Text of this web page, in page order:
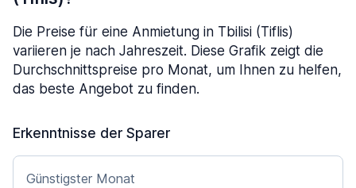
Die Preise für eine Anmietung in Tbilisi (Tiflis)
variieren je nach Jahreszeit. Diese Grafik zeigt die
Durchschnittspreise pro Monat, um Ihnen zu helfen,
das beste Angebot zu finden.
Erkenntnisse der Sparer
Günstigster Monat